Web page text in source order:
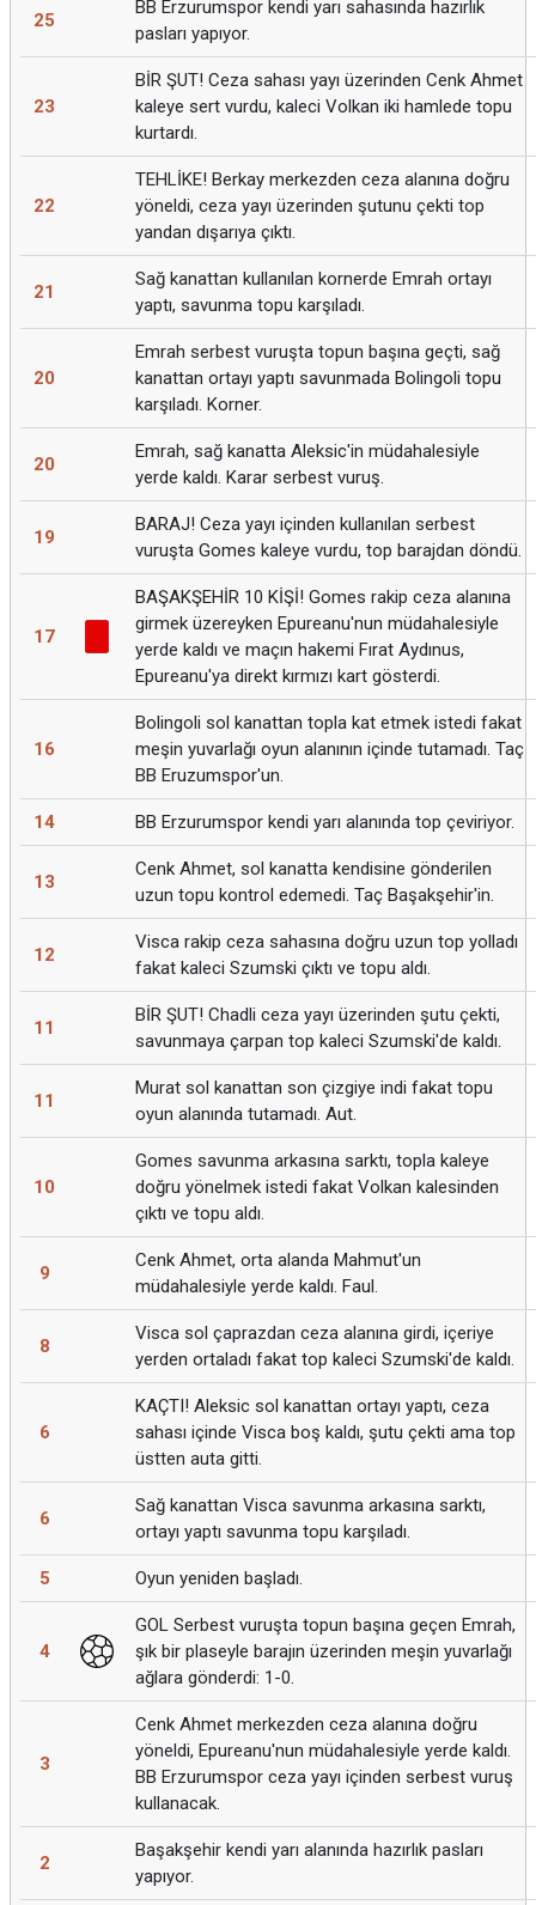
25
BB Erzurumspor kendi yarı sahasında hazırlık
pasları yapıyor.
23
BİR ŞUT! Ceza sahası yayı üzerinden Cenk Ahmet
kaleye sert vurdu, kaleci Volkan iki hamlede topu
kurtardı.
22
TEHLİKE! Berkay merkezden ceza alanına doğru
yöneldi, ceza yayı üzerinden şutunu çekti top
yandan dışarıya çıktı.
21
Sağ kanattan kullanılan kornerde Emrah ortayı
yaptı, savunma topu karşıladı.
20
Emrah serbest vuruşta topun başına geçti, sağ
kanattan ortayı yaptı savunmada Bolingoli topu
karşıladı. Korner.
20
Emrah, sağ kanatta Aleksic'in müdahalesiyle
yerde kaldı. Karar serbest vuruş.
19
BARAJ! Ceza yayı içinden kullanılan serbest
vuruşta Gomes kaleye vurdu, top barajdan döndü.
17
BAŞAKŞEHİR 10 KİŞİ! Gomes rakip ceza alanına
girmek üzereyken Epureanu'nun müdahalesiyle
yerde kaldı ve maçın hakemi Fırat Aydınus,
Epureanu'ya direkt kırmızı kart gösterdi.
16
Bolingoli sol kanattan topla kat etmek istedi fakat
meşin yuvarlağı oyun alanının içinde tutamadı. Taç
BB Eruzumspor'un.
14 BB Erzurumspor kendi yarı alanında top çeviriyor.
13
Cenk Ahmet, sol kanatta kendisine gönderilen
uzun topu kontrol edemedi. Taç Başakşehir'in.
12
Visca rakip ceza sahasına doğru uzun top yolladı
fakat kaleci Szumski çıktı ve topu aldı.
11
BİR ŞUT! Chadli ceza yayı üzerinden şutu çekti,
savunmaya çarpan top kaleci Szumski'de kaldı.
11
Murat sol kanattan son çizgiye indi fakat topu
oyun alanında tutamadı. Aut.
10
Gomes savunma arkasına sarktı, topla kaleye
doğru yönelmek istedi fakat Volkan kalesinden
çıktı ve topu aldı.
9
Cenk Ahmet, orta alanda Mahmut'un
müdahalesiyle yerde kaldı. Faul.
8
Visca sol çaprazdan ceza alanına girdi, içeriye
yerden ortaladı fakat top kaleci Szumski'de kaldı.
6
KAÇTI! Aleksic sol kanattan ortayı yaptı, ceza
sahası içinde Visca boş kaldı, şutu çekti ama top
üstten auta gitti.
6
Sağ kanattan Visca savunma arkasına sarktı,
ortayı yaptı savunma topu karşıladı.
5 Oyun yeniden başladı.
4
GOL Serbest vuruşta topun başına geçen Emrah,
şık bir plaseyle barajın üzerinden meşin yuvarlağı
ağlara gönderdi: 1-0.
3
Cenk Ahmet merkezden ceza alanına doğru
yöneldi, Epureanu'nun müdahalesiyle yerde kaldı.
BB Erzurumspor ceza yayı içinden serbest vuruş
kullanacak.
2
Başakşehir kendi yarı alanında hazırlık pasları
yapıyor.